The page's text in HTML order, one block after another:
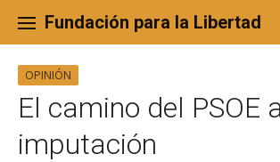
content
Fundación para la Libertad
OPINIÓN
El camino del PSOE
imputación